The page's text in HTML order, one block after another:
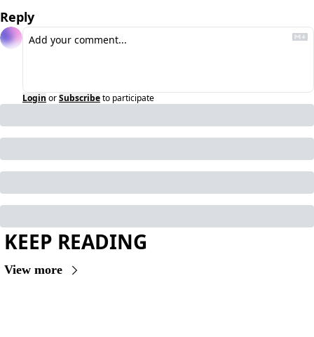
Reply
Login orSubscribeto participate
KEEP READING
View more